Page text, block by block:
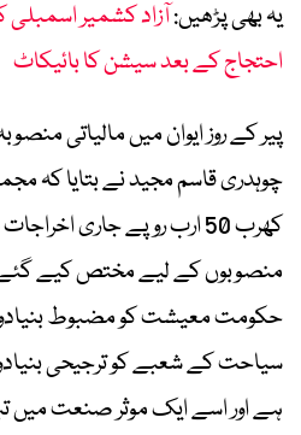
یہ بھی پڑھیں:آزاد کشمیر اسمبلی
احتجاج کے بعد سیشن کا بائیکاٹ
پیر کے روز ایوان میں مالیاتی
منصوبوں کے لیے مختص کیے گئے
حکومت معیشت کو مضبوط
سیاحت کے شعبے کو ترجیحی
ہے اور اسے ایک موثر صنعت میں